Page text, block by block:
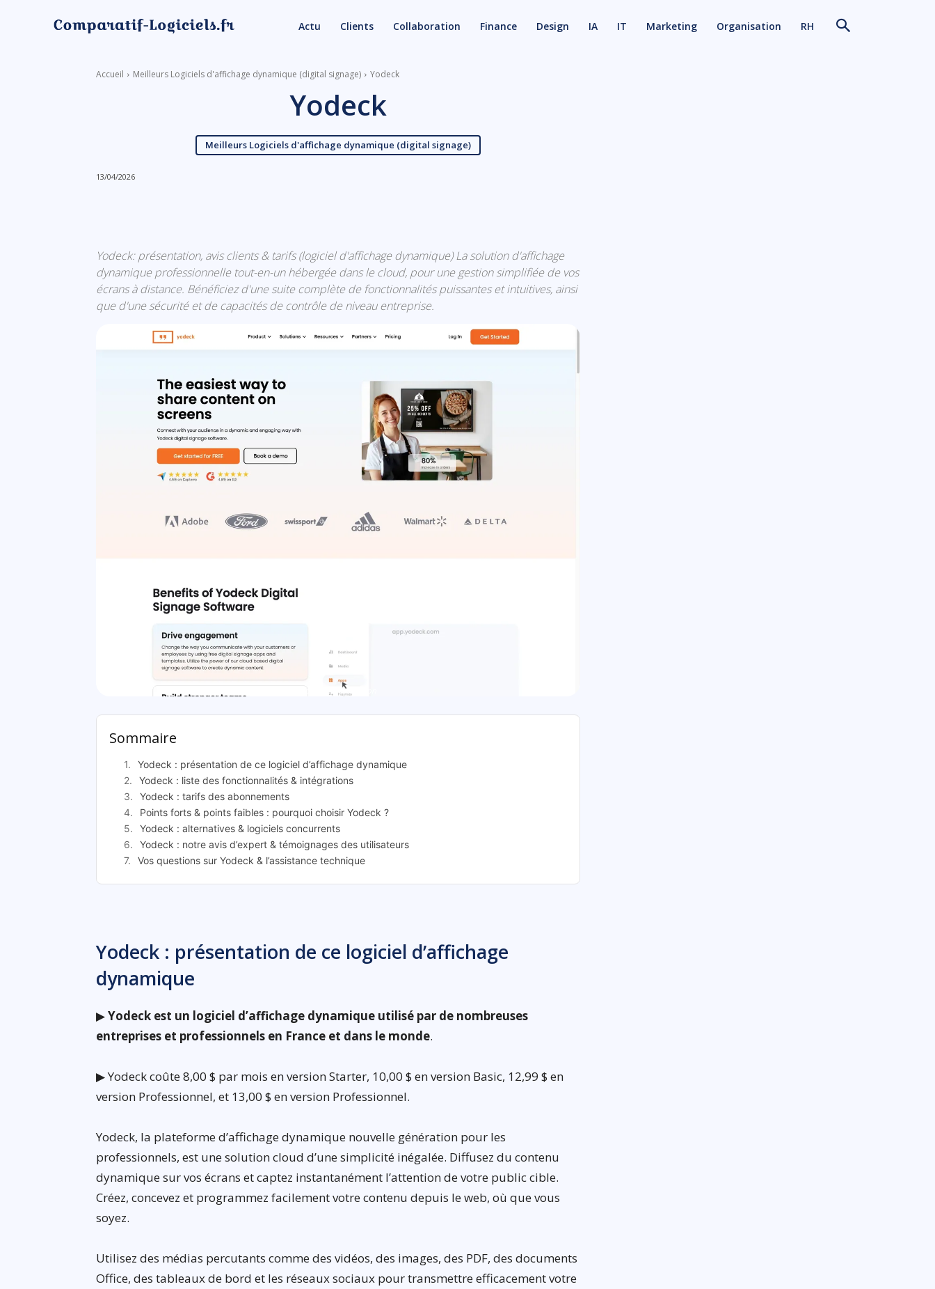
Actu Clients Collaboration Finance Design IA IT Marketing Organisation RH
Accueil Meilleurs Logiciels d'affichage dynamique (digital signage) Yodeck
Yodeck
Meilleurs Logiciels d'affichage dynamique (digital signage)
13/04/2026
Yodeck: présentation, avis clients & tarifs (logiciel d'affichage dynamique) La solution d'affichage
dynamique professionnelle tout-en-un hébergée dans le cloud, pour une gestion simplifiée de vos
écrans à distance. Bénéficiez d'une suite complète de fonctionnalités puissantes et intuitives, ainsi
que d'une sécurité et de capacités de contrôle de niveau entreprise.
Yodeck: présentation
Sommaire
Yodeck : présentation de ce logiciel d’affichage dynamique
Yodeck : liste des fonctionnalités & intégrations
Yodeck : tarifs des abonnements
Points forts & points faibles : pourquoi choisir Yodeck ?
Yodeck : alternatives & logiciels concurrents
Yodeck : notre avis d’expert & témoignages des utilisateurs
Vos questions sur Yodeck & l’assistance technique
Yodeck : présentation de ce logiciel d’affichage
dynamique
▶Yodeck est un logiciel d’affichage dynamique utilisé par de nombreuses
entreprises et professionnels en France et dans le monde.
▶ Yodeck coûte 8,00 $ par mois en version Starter, 10,00 $ en version Basic, 12,99 $ en
version Professionnel, et 13,00 $ en version Professionnel.
Yodeck, la plateforme d’affichage dynamique nouvelle génération pour les
professionnels, est une solution cloud d’une simplicité inégalée. Diffusez du contenu
dynamique sur vos écrans et captez instantanément l’attention de votre public cible.
Créez, concevez et programmez facilement votre contenu depuis le web, où que vous
soyez.
Utilisez des médias percutants comme des vidéos, des images, des PDF, des documents
Office, des tableaux de bord et les réseaux sociaux pour transmettre efficacement votre